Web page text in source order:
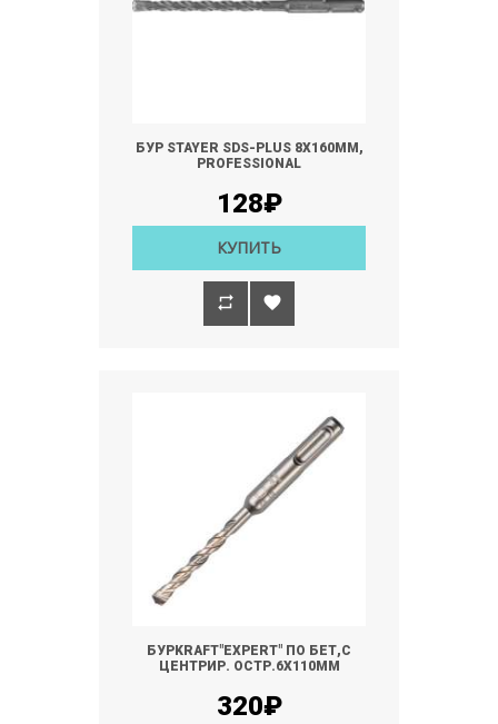
БУР STAYER SDS-PLUS 8Х160ММ,
PROFESSIONAL
128₽
КУПИТЬ
БУРKRAFT"EXPERT" ПО БЕТ,C
ЦЕНТРИР. ОСТР.6Х110ММ
320₽